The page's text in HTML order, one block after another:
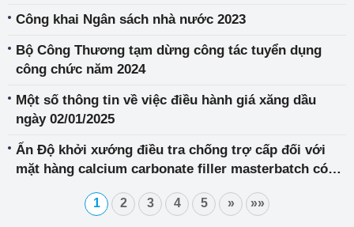
tấm có xuất xứ từ Trung Quốc
Công khai Ngân sách nhà nước 2023
Bộ Công Thương tạm dừng công tác tuyển dụng
công chức năm 2024
Một số thông tin về việc điều hành giá xăng dầu
ngày 02/01/2025
Ấn Độ khởi xướng điều tra chống trợ cấp đối với
mặt hàng calcium carbonate filler masterbatch có
1 2 3 4 5 » »»